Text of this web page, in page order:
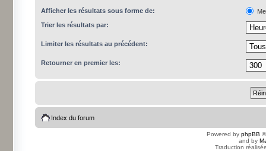
Afficher les résultats sous forme de:
Trier les résultats par:
Limiter les résultats au précédent:
Retourner en premier les:
Index du forum
Powered by phpBB
and by
Traduction